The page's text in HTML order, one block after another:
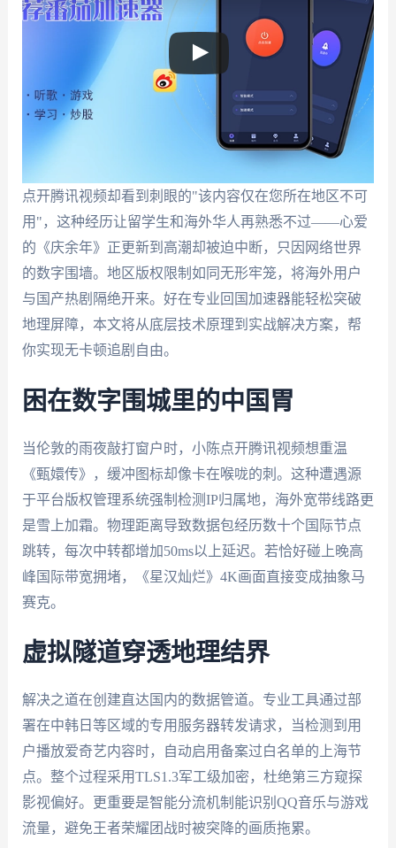
点开腾讯视频却看到刺眼的"该内容仅在您所在地区不可
用"，这种经历让留学生和海外华人再熟悉不过——心爱
的《庆余年》正更新到高潮却被迫中断，只因网络世界
的数字围墙。地区版权限制如同无形牢笼，将海外用户
与国产热剧隔绝开来。好在专业回国加速器能轻松突破
地理屏障，本文将从底层技术原理到实战解决方案，帮
你实现无卡顿追剧自由。
困在数字围城里的中国胃
当伦敦的雨夜敲打窗户时，小陈点开腾讯视频想重温
《甄嬛传》，缓冲图标却像卡在喉咙的刺。这种遭遇源
于平台版权管理系统强制检测IP归属地，海外宽带线路更
是雪上加霜。物理距离导致数据包经历数十个国际节点
跳转，每次中转都增加50ms以上延迟。若恰好碰上晚高
峰国际带宽拥堵，《星汉灿烂》4K画面直接变成抽象马
赛克。
虚拟隧道穿透地理结界
解决之道在创建直达国内的数据管道。专业工具通过部
署在中韩日等区域的专用服务器转发请求，当检测到用
户播放爱奇艺内容时，自动启用备案过白名单的上海节
点。整个过程采用TLS1.3军工级加密，杜绝第三方窥探
影视偏好。更重要是智能分流机制能识别QQ音乐与游戏
流量，避免王者荣耀团战时被突降的画质拖累。